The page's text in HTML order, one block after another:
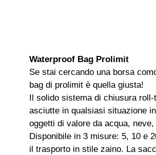
Waterproof Bag Prolimit
Se stai cercando una borsa
bag di prolimit è quella giusta!
Il solido sistema di chiusura
asciutte in qualsiasi situazione
oggetti di valore da acqua,
Disponibile in 3 misure: 5, 10 e
il trasporto in stile zaino. La